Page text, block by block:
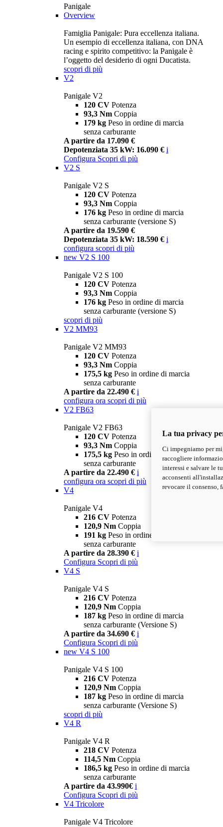
Panigale
Overview
Famiglia Panigale: Pura eccellenza italiana.
Un esempio di eccellenza italiana, con DNA
racing e spirito competitivo: la Panigale è
l’oggetto del desiderio di ogni Ducatista.
scopri di più
V2
Panigale V2
120 CV Potenza
93,3 Nm Coppia
179 kg Peso in ordine di marcia
senza carburante
A partire da 17.090 €
Depotenziata 35 kW: 16.090 € i
Configura Scopri di più
V2 S
Panigale V2 S
120 CV Potenza
93,3 Nm Coppia
176 kg Peso in ordine di marcia
senza carburante (versione S)
A partire da 19.590 €
Depotenziata 35 kW: 18.590 € i
configura scopri di più
new V2 S 100
Panigale V2 S 100
120 CV Potenza
93,3 Nm Coppia
176 kg Peso in ordine di marcia
senza carburante (versione S)
scopri di più
V2 MM93
Panigale V2 MM93
120 CV Potenza
93,3 Nm Coppia
175,5 kg Peso in ordine di marcia
senza carburante
A partire da 22.490 € i
configura ora scopri di più
V2 FB63
Panigale V2 FB63
120 CV Potenza
93,3 Nm Coppia
175,5 kg Peso in ordine di marcia
senza carburante
A partire da 22.490 € i
configura ora scopri di più
V4
Panigale V4
216 CV Potenza
120,9 Nm Coppia
191 kg Peso in ordine di marcia
senza carburante
A partire da 28.390 € i
Configura Scopri di più
V4 S
Panigale V4 S
216 CV Potenza
120,9 Nm Coppia
187 kg Peso in ordine di marcia
senza carburante (Versione S)
A partire da 34.690 € i
Configura Scopri di più
new V4 S 100
Panigale V4 S 100
216 CV Potenza
120,9 Nm Coppia
187 kg Peso in ordine di marcia
senza carburante (Versione S)
scopri di più
V4 R
Panigale V4 R
218 CV Potenza
114,5 Nm Coppia
186,5 kg Peso in ordine di marcia
senza carburante
A partire da 43.990€ i
Configura Scopri di più
V4 Tricolore
Panigale V4 Tricolore
La tua privacy
Ci impegniamo per
raccogliere
interessi e salvare le
acconsenti
revocare il consenso,